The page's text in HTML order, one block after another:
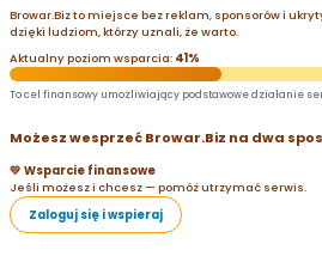
Browar.Biz to miejsce bez reklam, sponsorów i
dzięki ludziom, którzy uznali, że warto.
Aktualny poziom wsparcia: 41%
To cel finansowy umożliwiający podstawowe działanie
Możesz wesprzeć Browar.Biz na dwa
💛 Wsparcie finansowe
Jeśli możesz i chcesz — pomóż utrzymać serwis.
Zaloguj się i wspieraj